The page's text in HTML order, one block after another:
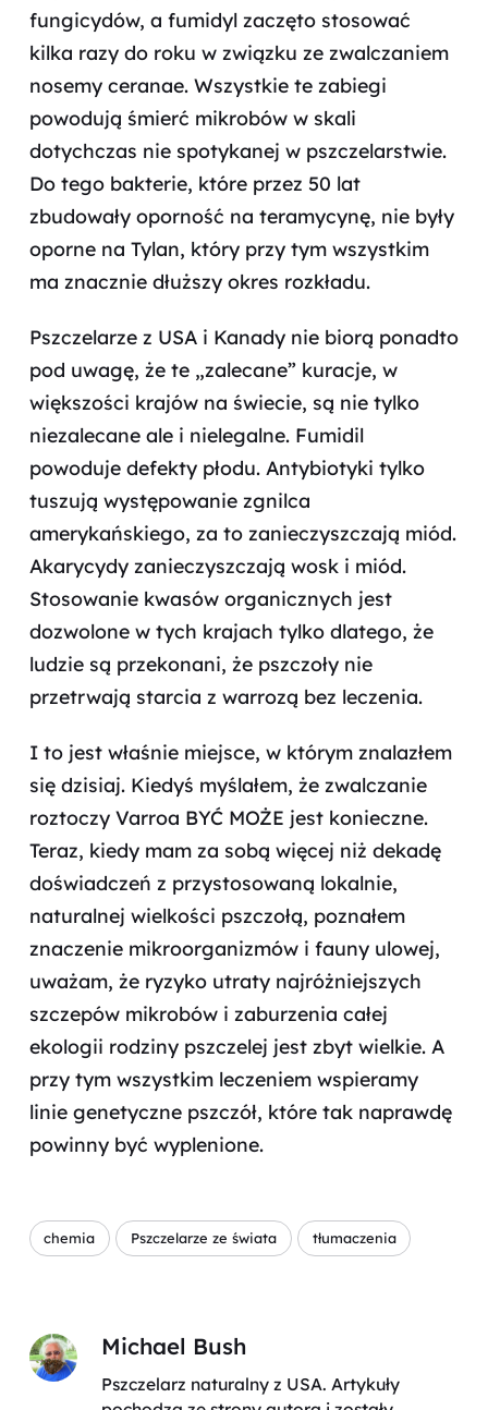
fungicydów, a fumidyl zaczęto stosować
kilka razy do roku w związku ze zwalczaniem
nosemy ceranae. Wszystkie te zabiegi
powodują śmierć mikrobów w skali
dotychczas nie spotykanej w pszczelarstwie.
Do tego bakterie, które przez 50 lat
zbudowały oporność na teramycynę, nie były
oporne na Tylan, który przy tym wszystkim
ma znacznie dłuższy okres rozkładu.
Pszczelarze z USA i Kanady nie biorą ponadto
pod uwagę, że te „zalecane” kuracje, w
większości krajów na świecie, są nie tylko
niezalecane ale i nielegalne. Fumidil
powoduje defekty płodu. Antybiotyki tylko
tuszują występowanie zgnilca
amerykańskiego, za to zanieczyszczają miód.
Akarycydy zanieczyszczają wosk i miód.
Stosowanie kwasów organicznych jest
dozwolone w tych krajach tylko dlatego, że
ludzie są przekonani, że pszczoły nie
przetrwają starcia z warrozą bez leczenia.
I to jest właśnie miejsce, w którym znalazłem
się dzisiaj. Kiedyś myślałem, że zwalczanie
roztoczy Varroa BYĆ MOŻE jest konieczne.
Teraz, kiedy mam za sobą więcej niż dekadę
doświadczeń z przystosowaną lokalnie,
naturalnej wielkości pszczołą, poznałem
znaczenie mikroorganizmów i fauny ulowej,
uważam, że ryzyko utraty najróżniejszych
szczepów mikrobów i zaburzenia całej
ekologii rodziny pszczelej jest zbyt wielkie. A
przy tym wszystkim leczeniem wspieramy
linie genetyczne pszczół, które tak naprawdę
powinny być wyplenione.
chemia Pszczelarze ze świata tłumaczenia
Michael Bush
Pszczelarz naturalny z USA. Artykuły